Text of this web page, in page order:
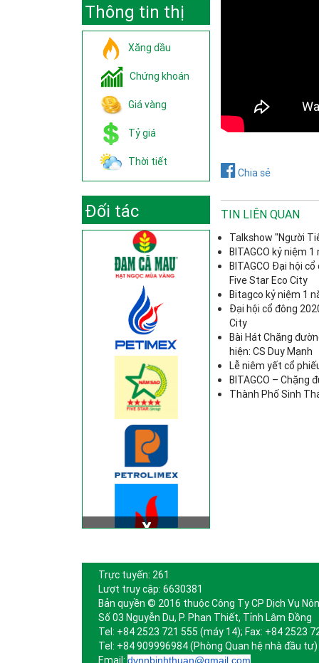
Thông tin thị
trườngXăng dầu
Chứng khoán
Giá vàng
Tỷ giá
Thời tiết
Đối tác
Chia sẻ
TIN LIÊN QUAN
Talkshow "Người
BITAGCO kỷ niệm
BITAGCO Đại hội
Five Star Eco City
Bitagco kỷ niệm 1
Đại hội cổ đông
City
Bài Hát Chặng
hiện: CS Duy Mạnh
Lễ niêm yết cổ
BITAGCO – Chặng
Thành Phố Sinh
Trực tuyến: 261
Lượt truy cập: 6630381
Bản quyền © 2016 thuộc Công Ty CP Dịch Vụ
Số 03 Nguyễn Du, P. Phan Thiết, Tỉnh Lâm Đồng
Tel: +84 2523 721 555 (máy 14); Fax: +84 2523
Tel: +84 909996984 (Phòng Quan hệ nhà đầu tư)
Email: dvnnbinhthuan@gmail.com